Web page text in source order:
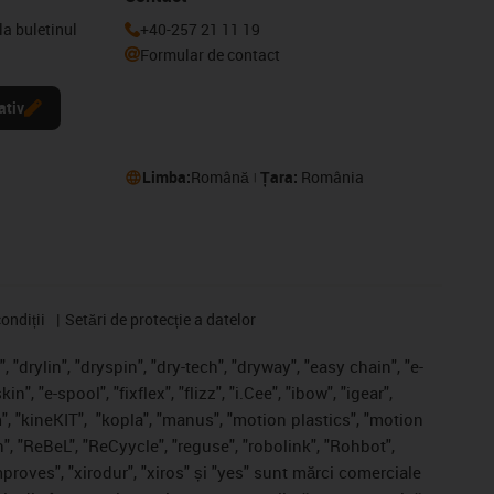
buletinul
+40-257 21 11 19
Formular de contact
Limba:Română Țara: România
Setări de protecție a datelor
"drylin", "dryspin", "dry-tech", "dryway", "easy chain", "e-
"e-spool", "fixflex", "flizz", "i.Cee", "ibow", "igear",
"kineKIT", "kopla", "manus", "motion plastics", "motion
"ReCyycle", "reguse", "robolink", "Rohbot",
"xirodur", "xiros" și "yes" sunt mărci comerciale